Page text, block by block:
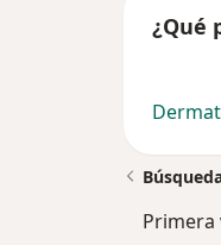
¿Qué